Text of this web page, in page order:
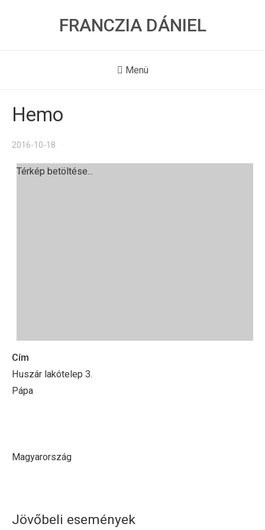
FRANCZIA DÁNIEL
Menü
Hemo
2016-10-18
Térkép betöltése...
Cím
Huszár lakótelep 3.
Pápa
Magyarország
Jövőbeli események